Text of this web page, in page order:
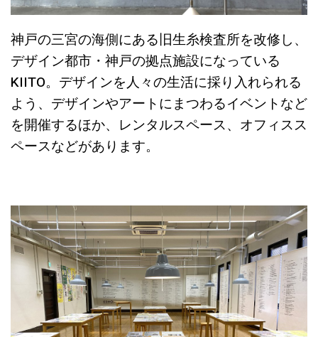
神戸の三宮の海側にある旧生糸検査所を改修し、
デザイン都市・神戸の拠点施設になっている
KIITO。デザインを人々の生活に採り入れられる
よう、デザインやアートにまつわるイベントなど
を開催するほか、レンタルスペース、オフィスス
ペースなどがあります。